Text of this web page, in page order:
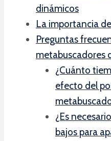
dinámicos
La importancia
Preguntas
metabuscadores
¿Cuánto
efecto del
¿Es
bajos para